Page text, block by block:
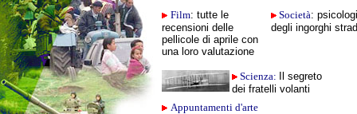
Film: tutte le
recensioni delle
pellicole di aprile con
una loro valutazione
Società:
degli ingorghi
Scienza:
Il segreto
dei fratelli volanti
Appuntamenti d'arte